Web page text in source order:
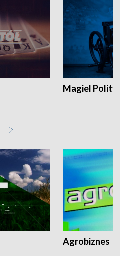
Magiel
Agrobiznes